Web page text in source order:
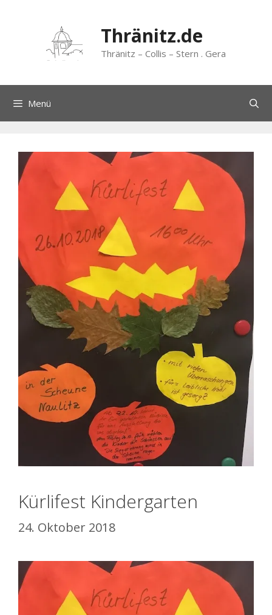
springen
Thränitz.de
Thränitz – Collis – Stern . Gera
Menü
Kürlifest Kindergarten
24. Oktober 2018